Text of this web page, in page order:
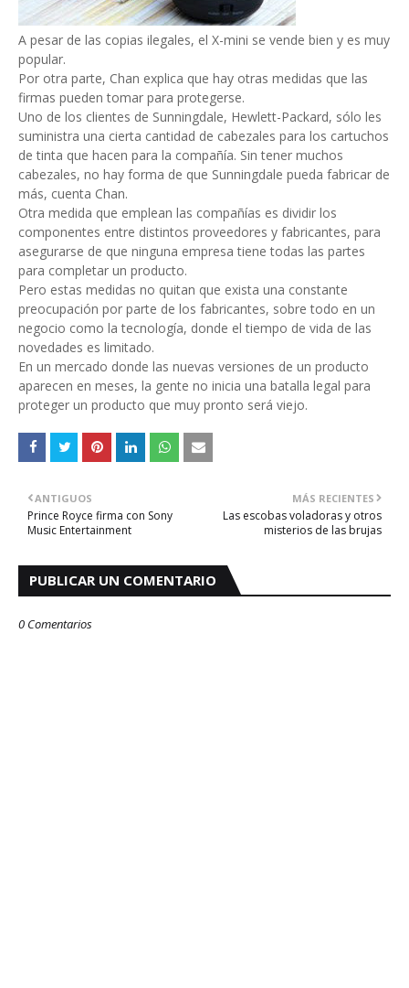
A pesar de las copias ilegales, el X-mini se vende bien y es muy
popular.
Por otra parte, Chan explica que hay otras medidas que las
firmas pueden tomar para protegerse.
Uno de los clientes de Sunningdale, Hewlett-Packard, sólo les
suministra una cierta cantidad de cabezales para los cartuchos
de tinta que hacen para la compañía. Sin tener muchos
cabezales, no hay forma de que Sunningdale pueda fabricar de
más, cuenta Chan.
Otra medida que emplean las compañías es dividir los
componentes entre distintos proveedores y fabricantes, para
asegurarse de que ninguna empresa tiene todas las partes
para completar un producto.
Pero estas medidas no quitan que exista una constante
preocupación por parte de los fabricantes, sobre todo en un
negocio como la tecnología, donde el tiempo de vida de las
novedades es limitado.
En un mercado donde las nuevas versiones de un producto
aparecen en meses, la gente no inicia una batalla legal para
proteger un producto que muy pronto será viejo.
MÁS RECIENTES
Las escobas voladoras y otros
misterios de las brujas
ANTIGUOS
Prince Royce firma con Sony
Music Entertainment
PUBLICAR UN COMENTARIO
0 Comentarios